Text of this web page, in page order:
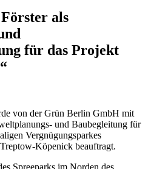
als
für das Projekt
von der Grün Berlin GmbH mit
und Baubegleitung für
Vergnügungsparkes
Köpenick beauftragt.
Spreeparks im Norden des